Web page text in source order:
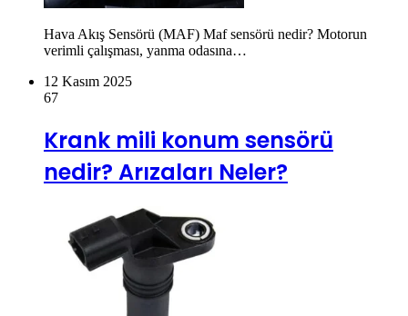
Hava Akış Sensörü (MAF) Maf sensörü nedir? Motorun
verimli çalışması, yanma odasına…
12 Kasım 2025
67
Krank mili konum sensörü
nedir? Arızaları Neler?